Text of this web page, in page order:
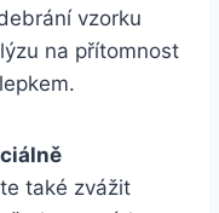
vzorku⁢
na⁣ přítomnost⁣
také zvážit